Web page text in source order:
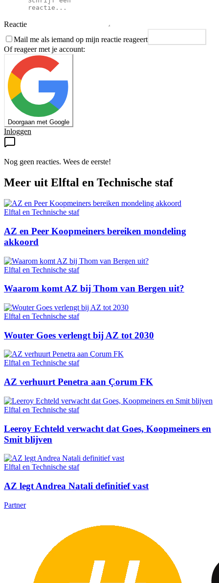
Reactie
Mail me als iemand op mijn reactie reageert
Of reageer met je account:
Doorgaan met Google
Inloggen
Nog geen reacties. Wees de eerste!
Meer uit Elftal en Technische staf
Elftal en Technische staf
AZ en Peer Koopmeiners bereiken mondeling
akkoord
Elftal en Technische staf
Waarom komt AZ bij Thom van Bergen uit?
Elftal en Technische staf
Wouter Goes verlengt bij AZ tot 2030
Elftal en Technische staf
AZ verhuurt Penetra aan Çorum FK
Elftal en Technische staf
Leeroy Echteld verwacht dat Goes, Koopmeiners en
Smit blijven
Elftal en Technische staf
AZ legt Andrea Natali definitief vast
Partner